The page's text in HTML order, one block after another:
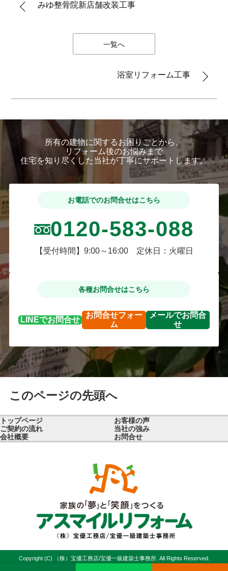
みゆ整骨院新店舗改装工事
一覧へ
浴室リフォーム工事
所有の建物に関するお困りごとから、
リフォーム後のお悩みまで
住宅を知り尽くした当社が丁寧にサポートします。
お電話でのお問合せはこちら
0120-583-088
【受付時間】9:00～16:00 定休日：火曜日
各種お問合せはこちら
LINEでお問合せ
お問合せフォー
ム
メールでお問合
せ
このページの先頭へ
トップページ
お客様の声
ご契約の流れ
当社の強み
会社概要
お問合せ
Copyright (C) （株）宝優工務店/宝優一級建築士事務所. All Rights Reserved.